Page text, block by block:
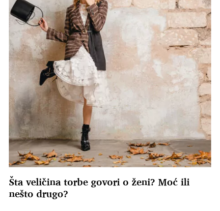
Šta veličina torbe govori o ženi? Moć ili
nešto drugo?